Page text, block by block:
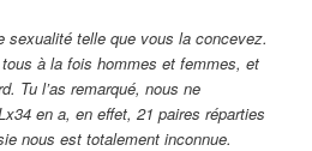
sexualité telle que vous la concevez.
à la fois hommes et femmes, et
Tu l’as remarqué, nous ne
en a, en effet, 21 paires réparties
nous est totalement inconnue.